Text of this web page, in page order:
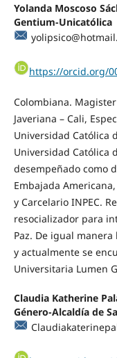
Yolanda Moscoso
Gentium-Unicatólica
https://orcid.org/
Colombiana.
Javeriana – Cali,
Universidad Católica
Universidad Católica
desempeñado como
Embajada
y Carcelario INPEC.
resocializador para
Paz. De igual
y actualmente se
Universitaria Lumen
Claudia Katherine
Género-Alcaldía de